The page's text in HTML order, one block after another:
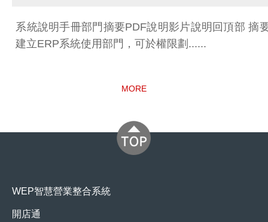
系統說明手冊部門摘要PDF說明影片說明回頂部 摘要
建立ERP系統使用部門，可於權限劃......
MORE
WEP智慧營業整合系統
開店通